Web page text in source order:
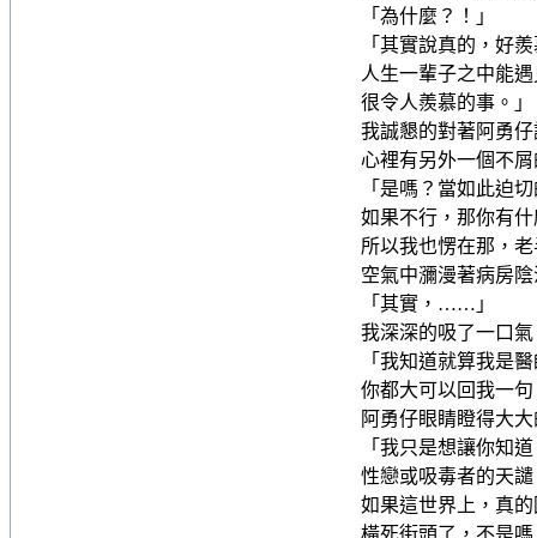
「為什麼？！」
「其實說真的，好
人生一輩子之中能
很令人羨慕的事。」
我誠懇的對著阿勇
心裡有另外一個不
「是嗎？當如此迫
如果不行，那你有
所以我也愣在那，
空氣中瀰漫著病房
「其實，……」
我深深的吸了一口氣
「我知道就算我是
你都大可以回我一
阿勇仔眼睛瞪得大
「我只是想讓你知
性戀或吸毒者的天譴
如果這世界上，真